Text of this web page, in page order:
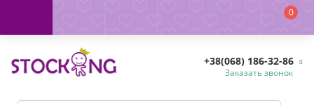
0
+38(068) 186-32-86
Заказать звонок